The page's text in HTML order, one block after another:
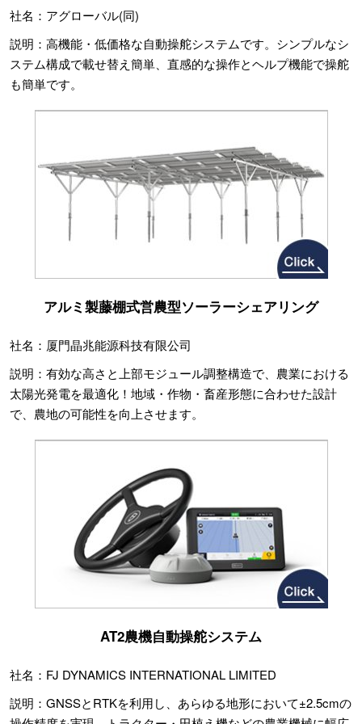
社名：アグローバル(同)
説明：高機能・低価格な自動操舵システムです。シンプルなシ
ステム構成で載せ替え簡単、直感的な操作とヘルプ機能で操舵
も簡単です。
アルミ製藤棚式営農型ソーラーシェアリング
社名：厦門晶兆能源科技有限公司
説明：有効な高さと上部モジュール調整構造で、農業における
太陽光発電を最適化！地域・作物・畜産形態に合わせた設計
で、農地の可能性を向上させます。
AT2農機自動操舵システム
社名：FJ DYNAMICS INTERNATIONAL LIMITED
説明：GNSSとRTKを利用し、あらゆる地形において±2.5cmの